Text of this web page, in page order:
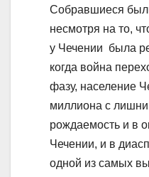
Собравшиеся
несмотря на то,
у Чечении была
когда война
фазу, население
миллиона с
рождаемость и в
Чечении, и в
одной из самых